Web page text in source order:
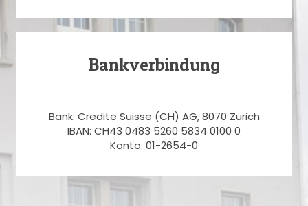
Bankverbindung
Bank: Credite Suisse (CH) AG, 8070 Zürich
IBAN: CH43 0483 5260 5834 0100 0
Konto: 01-2654-0